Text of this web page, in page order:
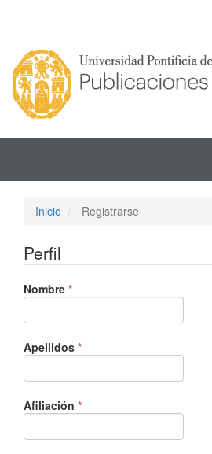
principal
Barra
lateral
Inicio Registrarse
Perfil
Nombre *Obligatorio
Apellidos *Obligatorio
Afiliación *Obligatorio